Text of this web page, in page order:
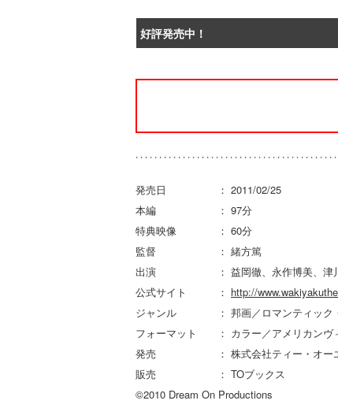
好評発売中！
発売日 ： 2011/02/25
本編 ： 97分
特典映像 ： 60分
監督 ： 緒方篤
出演 ： 益岡徹、永作博美、津川雅
公式サイト ： http://
ジャンル ： 邦画／ロマンティック・
フォーマット ： カラー／アメリカンヴ
発売 ： 株式会社ティー・オーエ
販売 ： TOブックス
©2010 Dream On Productions